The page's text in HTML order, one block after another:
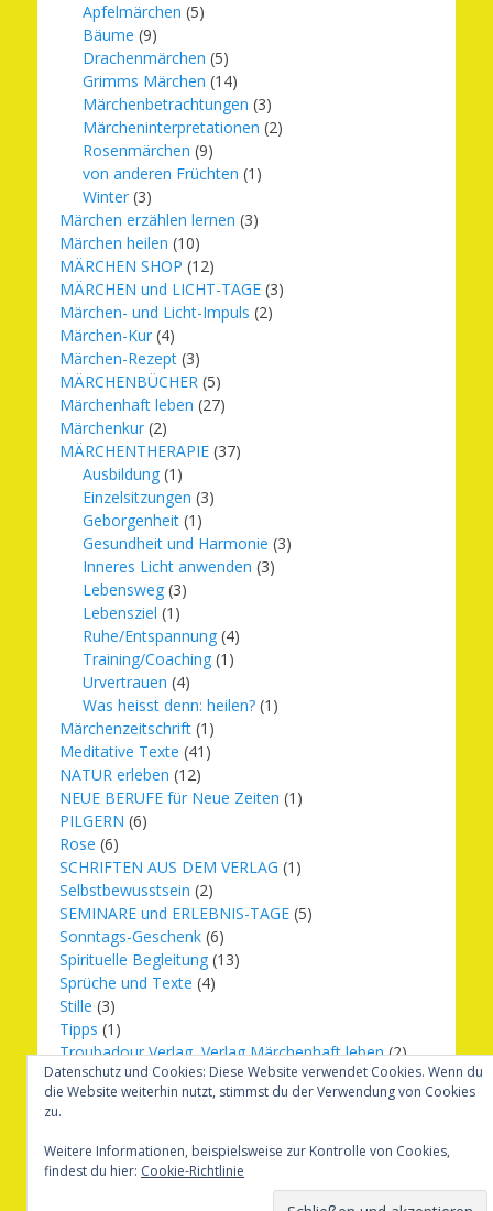
Apfelmärchen (5)
Bäume (9)
Drachenmärchen (5)
Grimms Märchen (14)
Märchenbetrachtungen (3)
Märcheninterpretationen (2)
Rosenmärchen (9)
von anderen Früchten (1)
Winter (3)
Märchen erzählen lernen (3)
Märchen heilen (10)
MÄRCHEN SHOP (12)
MÄRCHEN und LICHT-TAGE (3)
Märchen- und Licht-Impuls (2)
Märchen-Kur (4)
Märchen-Rezept (3)
MÄRCHENBÜCHER (5)
Märchenhaft leben (27)
Märchenkur (2)
MÄRCHENTHERAPIE (37)
Ausbildung (1)
Einzelsitzungen (3)
Geborgenheit (1)
Gesundheit und Harmonie (3)
Inneres Licht anwenden (3)
Lebensweg (3)
Lebensziel (1)
Ruhe/Entspannung (4)
Training/Coaching (1)
Urvertrauen (4)
Was heisst denn: heilen? (1)
Märchenzeitschrift (1)
Meditative Texte (41)
NATUR erleben (12)
NEUE BERUFE für Neue Zeiten (1)
PILGERN (6)
Rose (6)
SCHRIFTEN AUS DEM VERLAG (1)
Selbstbewusstsein (2)
SEMINARE und ERLEBNIS-TAGE (5)
Sonntags-Geschenk (6)
Spirituelle Begleitung (13)
Sprüche und Texte (4)
Stille (3)
Tipps (1)
Troubadour Verlag, Verlag Märchenhaft leben(2)
Übungen (1)
Urbilder(20)
Verlag Märchenhaft leben
Weihnachten(16)
Datenschutz und Cookies: Diese Website verwendet Cookies. Wenn du
die Website weiterhin nutzt, stimmst du der Verwendung von Cookies
zu.
Weitere Informationen, beispielsweise zur Kontrolle von Cookies,
findest du hier: Cookie-Richtlinie